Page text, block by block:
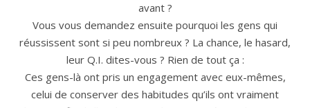
avant ?
Vous vous demandez ensuite pourquoi les gens qui
réussissent sont si peu nombreux ? La chance, le hasard,
leur Q.I. dites-vous ? Rien de tout ça :
Ces gens-là ont pris un engagement avec eux-mêmes,
celui de conserver des habitudes qu’ils ont vraiment